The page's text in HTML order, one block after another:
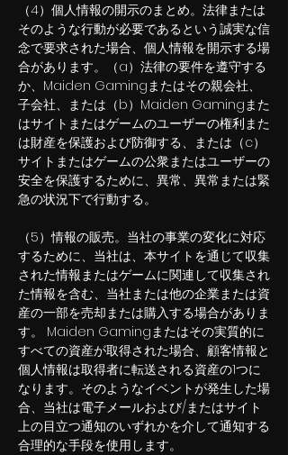
（4）個人情報の開示のまとめ。法律または
そのような行動が必要であるという誠実な信
念で要求された場合、個人情報を開示する場
合があります。（a）法律の要件を遵守する
か、Maiden Gamingまたはその親会社、
子会社、または（b）Maiden Gamingまた
はサイトまたはゲームのユーザーの権利また
は財産を保護および防御する、または（c）
サイ​​トまたはゲームの公衆またはユーザーの
安全を保護するために、異常、異常または緊
急の状況下で行動する。
（5）情報の販売。当社の事業の変化に対応
するために、当社は、本サイトを通じて収集
された情報またはゲームに関連して収集され
た情報を含む、当社または他の企業または資
産の一部を売却または購入する場合がありま
す。 Maiden Gamingまたはその実質的に
すべての資産が取得された場合、顧客情報と
個人情報は取得者に転送される資産の1つに
なります。そのようなイベントが発生した場
合、当社は電子メールおよび/またはサイト
上の目立つ通知のいずれかを介して通知する
合理的な手段を使用します。